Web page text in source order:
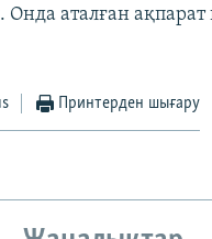
Онда аталған
Принтерден шығару